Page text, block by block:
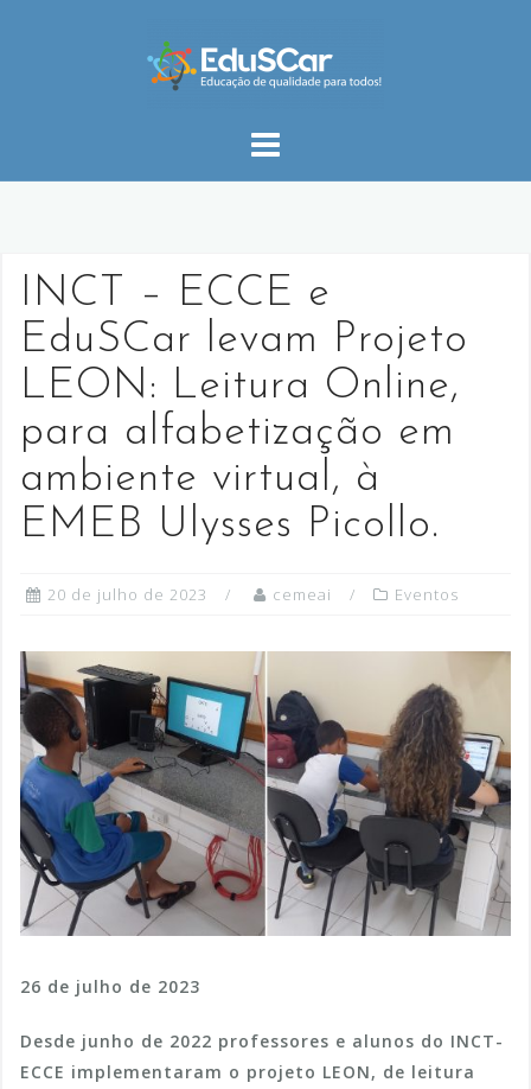
INCT – ECCE e
EduSCar levam Projeto
LEON: Leitura Online,
para alfabetização em
ambiente virtual, à
EMEB Ulysses Picollo.
20 de julho de 2023 cemeai Eventos
26 de julho de 2023
Desde junho de 2022 professores e alunos do INCT-
ECCE implementaram o projeto LEON, de leitura